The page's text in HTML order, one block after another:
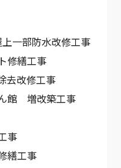
一部防水改修工事
修繕工事
去改修工事
館 増改築工事
事
繕工事